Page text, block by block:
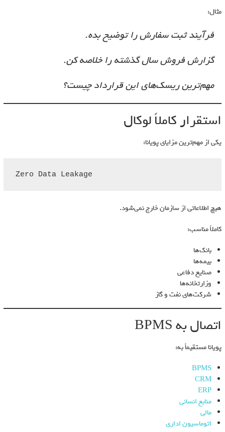
مثال:
فرآیند ثبت سفارش را توضیح بده.
گزارش فروش سال گذشته را خلاصه کن.
مهم‌ترین ریسک‌های این قرارداد چیست؟
استقرار کاملاً لوکال
یکی از مهم‌ترین مزایای پویانا:
Zero Data Leakage
هیچ اطلاعاتی از سازمان خارج نمی‌شود.
کاملاً مناسب:
بانک‌ها
بیمه‌ها
صنایع دفاعی
وزارتخانه‌ها
شرکت‌های نفت و گاز
اتصال به BPMS
پویانا مستقیماً به:
BPMS
CRM
ERP
منابع انسانی
مالی
اتوماسیون اداری